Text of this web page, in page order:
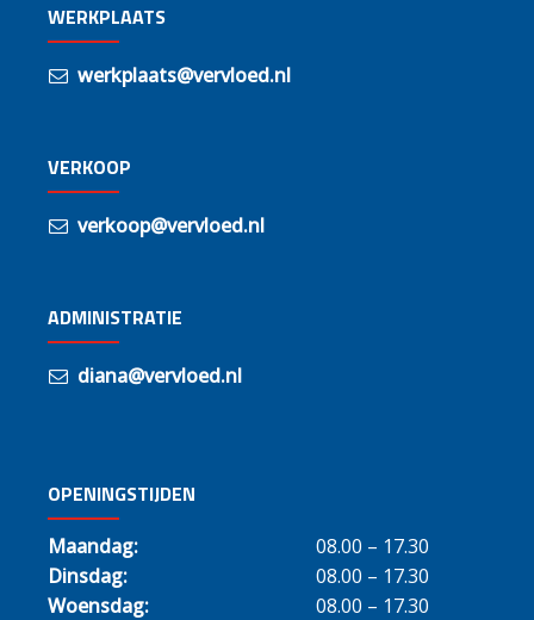
WERKPLAATS
werkplaats@vervloed.nl
VERKOOP
verkoop@vervloed.nl
ADMINISTRATIE
diana@vervloed.nl
OPENINGSTIJDEN
Maandag:
08.00 – 17.30
Dinsdag:
08.00 – 17.30
Woensdag:
08.00 – 17.30